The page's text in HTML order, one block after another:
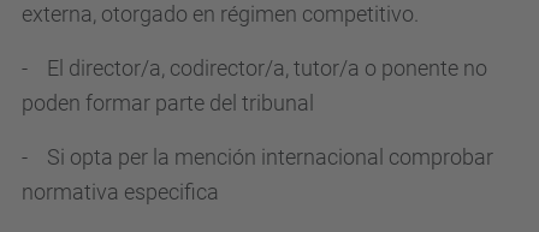
externa, otorgado en régimen competitivo.
- El director/a, codirector/a, tutor/a o ponente no
poden formar parte del tribunal
- Si opta per la mención internacional comprobar
normativa especifica